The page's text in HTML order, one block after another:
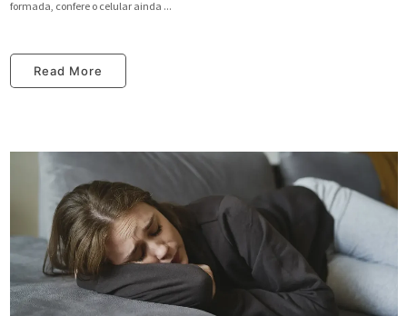
formada, confere o celular ainda ...
Read More